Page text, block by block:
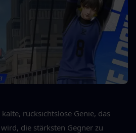
kalte, rücksichtslose Genie, das
die stärksten Gegner zu